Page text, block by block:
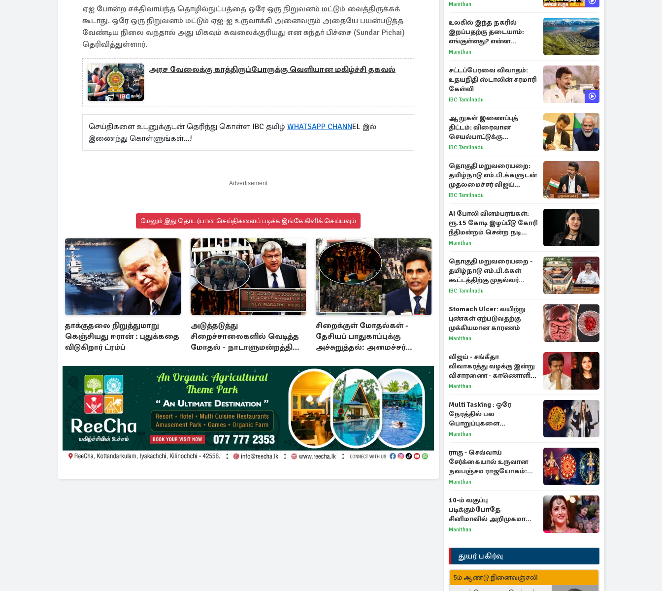
ஏஐ போன்ற சக்திவாய்ந்த தொழில்நுட்பத்தை ஒரே ஒரு நிறுவனம் மட்டும் வைத்திருக்கக்
கூடாது. ஒரே ஒரு நிறுவனம் மட்டும் ஏஐ-ஐ உருவாக்கி அனைவரும் அதையே பயன்படுத்த
வேண்டிய நிலை வந்தால் அது மிகவும் கவலைக்குரியது என சுந்தா் பிச்சை (Sundar Pichai)
தெரிவித்துள்ளார்.
அரச வேலைக்கு காத்திருப்போருக்கு வெளியான மகிழ்ச்சி தகவல்
செய்திகளை உடனுக்குடன் தெரிந்து கொள்ள IBC தமிழ் WHATSAPP CHANNEL இல்
இணைந்து கொள்ளுங்கள்...!
Advertisement
மேலும் இது தொடர்பான செய்திகளைப் படிக்க இங்கே கிளிக் செய்யவும்
தாக்குதலை நிறுத்துமாறு
கெஞ்சியது ஈரான் : புதுக்கதை
விடுகிறார் ட்ரம்ப்
அடுத்தடுத்து
சிறைச்சாலைகளில் வெடித்த
மோதல் - நாடாளுமன்றத்தில்
சிறைக்குள் மோதல்கள் -
தேசியப் பாதுகாப்புக்கு
அச்சுறுத்தல்: அமைச்சர்
Manithan
உலகில் இந்த நகரில்
இறப்பதற்கு தடையாம்:
எங்குள்ளது? என்ன
காரணம் தெரியுமா?
Manithan
சட்டப்பேரவை விவாதம்:
உதயநிதி ஸ்டாலின் சரமாரி
கேள்வி
IBC Tamilnadu
ஆறுகள் இணைப்புத்
திட்டம்: விரைவான
செயல்பாட்டுக்கு
பிரதமருக்கு முதலமைச்சர்
IBC Tamilnadu
தொகுதி மறுவரையறை:
தமிழ்நாடு எம்.பி.க்களுடன்
முதலமைச்சர் விஜய்
ஆலோசனை
IBC Tamilnadu
AI போலி விளம்பரங்கள்:
ரூ.15 கோடி இழப்பீடு கோரி
நீதிமன்றம் சென்ற நடிகை
ஸ்ருதி ஹாசன்!
Manithan
தொகுதி மறுவரையறை -
தமிழ்நாடு எம்.பி.க்கள்
கூட்டத்திற்கு முதல்வர்
விஜய் அழைப்பு
IBC Tamilnadu
Stomach Ulcer: வயிற்று
புண்கள் ஏற்படுவதற்கு
முக்கியமான காரணம்
Manithan
விஜய் - சங்கீதா
விவாகரத்து வழக்கு இன்று
விசாரணை - காணொளி
மூலம் ஆஜராக வாய்ப்பு
Manithan
Multi Tasking : ஒரே
நேரத்தில் பல
பொறுப்புகளை
கையாளும் டாப் 3 ராசிகள்!
Manithan
ராகு - செவ்வாய்
சேர்க்கையால் உருவான
நவபஞ்சம ராஜயோகம்:
அதிர்ஷ்டம் பெறும் 3
Manithan
10-ம் வகுப்பு
படிக்கும்போதே
சினிமாவில் அறிமுகமான
த்ரிஷா! உண்மையை
காந்தி
Manithan
துயர் பகிர்வு
5ம் ஆண்டு நினைவஞ்சலி